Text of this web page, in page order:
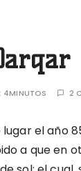
4MINUTOS 2
el año
a que en